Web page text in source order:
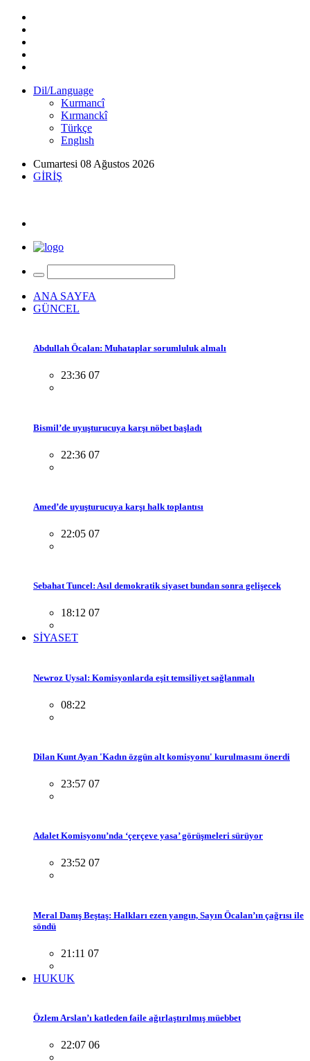
Dil/Language
Kurmancî
Kırmanckî
Türkçe
Englısh
Cumartesi 08 Ağustos 2026
GİRİŞ
ANA SAYFA
GÜNCEL
Abdullah Öcalan: Muhataplar sorumluluk almalı
23:36 07
Bismil’de uyuşturucuya karşı nöbet başladı
22:36 07
Amed’de uyuşturucuya karşı halk toplantısı
22:05 07
Sebahat Tuncel: Asıl demokratik siyaset bundan sonra gelişecek
18:12 07
SİYASET
Newroz Uysal: Komisyonlarda eşit temsiliyet sağlanmalı
08:22
Dilan Kunt Ayan 'Kadın özgün alt komisyonu' kurulmasını önerdi
23:57 07
Adalet Komisyonu’nda ‘çerçeve yasa’ görüşmeleri sürüyor
23:52 07
Meral Danış Beştaş: Halkları ezen yangın, Sayın Öcalan’ın çağrısı ile
söndü
21:11 07
HUKUK
Özlem Arslan’ı katleden faile ağırlaştırılmış müebbet
22:07 06